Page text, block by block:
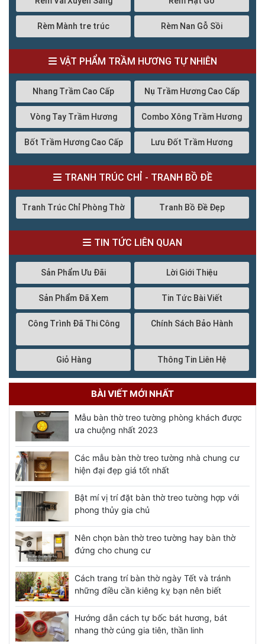
Rèm Mành tre trúc Rèm Nan Gỗ Sồi
VẬT PHẨM TRẦM HƯƠNG TỰ NHIÊN
Nhang Trầm Cao Cấp Nụ Trầm Hương Cao Cấp
Vòng Tay Trầm Hương Combo Xông Trầm Hương
Bốt Trầm Hương Cao Cấp Lưu Đốt Trầm Hương
TRANH TRÚC CHỈ - TRANH BỒ ĐỀ
Tranh Trúc Chỉ Phòng Thờ Tranh Bồ Đề Đẹp
TIN TỨC LIÊN QUAN
Sản Phẩm Ưu Đãi Lời Giới Thiệu
Sản Phẩm Đã Xem Tin Tức Bài Viết
Công Trình Đã Thi Công Chính Sách Bảo Hành
Giỏ Hàng Thông Tin Liên Hệ
BÀI VIẾT MỚI NHẤT
Mẫu bàn thờ treo tường phòng khách được
ưa chuộng nhất 2023
Các mẫu bàn thờ treo tường nhà chung cư
hiện đại đẹp giá tốt nhất
Bật mí vị trí đặt bàn thờ treo tường hợp với
phong thủy gia chủ
Nên chọn bàn thờ treo tường hay bàn thờ
đứng cho chung cư
Cách trang trí bàn thờ ngày Tết và tránh
những điều cần kiêng kỵ bạn nên biết
Hướng dẫn cách tự bốc bát hương, bát
nhang thờ cúng gia tiên, thần linh